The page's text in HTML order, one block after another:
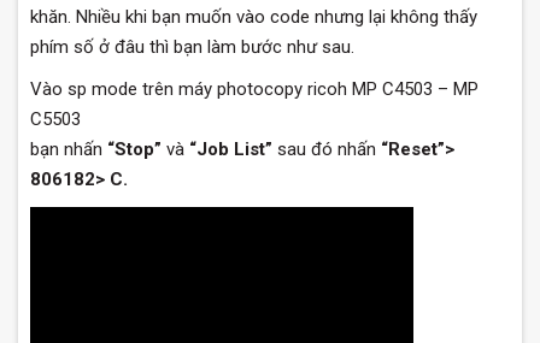
khăn. Nhiều khi bạn muốn vào code nhưng lại không thấy
phím số ở đâu thì bạn làm bước như sau.
Vào sp mode trên máy photocopy ricoh MP C4503 – MP
C5503
bạn nhấn “Stop” và “Job List” sau đó nhấn “Reset”>
806182> C.